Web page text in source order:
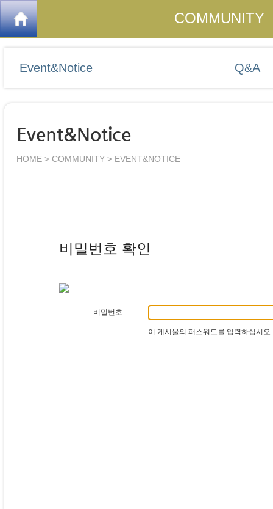
COMMUNITY
Event&Notice Q&A
Event&Notice
HOME > COMMUNITY > EVENT&NOTICE
비밀번호 확인
비밀번호
이 게시물의 패스워드를 입력하십시오.